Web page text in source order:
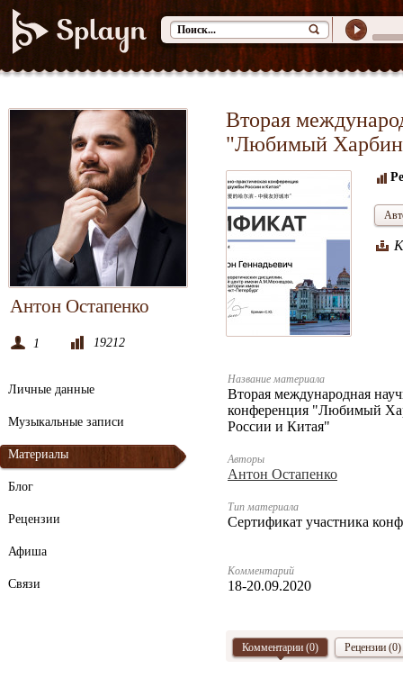
Антон Остапенко
1 19212
Личные данные
Музыкальные записи
Материалы
Блог
Рецензии
Афиша
Связи
Вторая
"Любимый Харбин
Название материала
Вторая международная
конференция "Любимый
России и Китая"
Авторы
Антон Остапенко
Тип материала
Сертификат участника
Комментарий
18-20.09.2020
Комментарии (0) Рецензии (0)